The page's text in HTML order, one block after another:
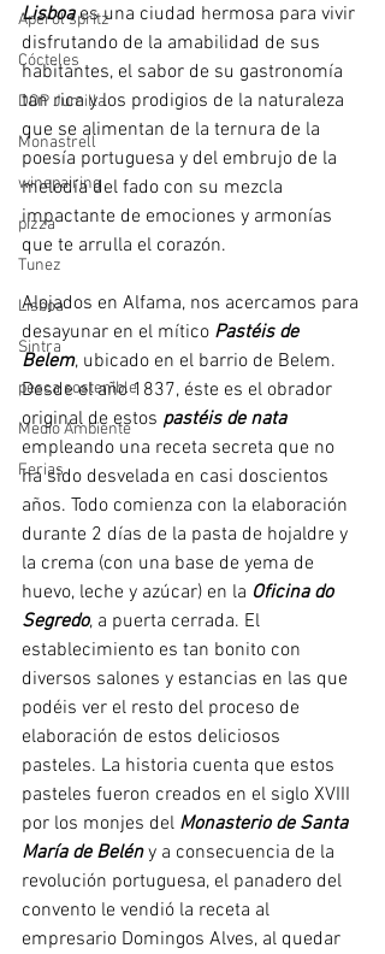
Aperol spritz
Cócteles
DOP Jumilla
Monastrell
winepairing
pizza
Tunez
Lisboa
Sintra
pesca sostenible
Medio Ambiente
Ferias
Lisboa es una ciudad hermosa para vivir
disfrutando de la amabilidad de sus
habitantes, el sabor de su gastronomía
tan rica y los prodigios de la naturaleza
que se alimentan de la ternura de la
poesía portuguesa y del embrujo de la
melodía del fado con su mezcla
impactante de emociones y armonías
que te arrulla el corazón.
Alojados en Alfama, nos acercamos para
desayunar en el mítico Pastéis de
Belem, ubicado en el barrio de Belem.
Desde el año 1837, éste es el obrador
original de estos pastéis de nata
empleando una receta secreta que no
ha sido desvelada en casi doscientos
años. Todo comienza con la elaboración
durante 2 días de la pasta de hojaldre y
la crema (con una base de yema de
huevo, leche y azúcar) en la Oficina do
Segredo, a puerta cerrada. El
establecimiento es tan bonito con
diversos salones y estancias en las que
podéis ver el resto del proceso de
elaboración de estos deliciosos
pasteles. La historia cuenta que estos
pasteles fueron creados en el siglo XVIII
por los monjes del Monasterio de Santa
María de Belén y a consecuencia de la
revolución portuguesa, el panadero del
convento le vendió la receta al
empresario Domingos Alves, al quedar